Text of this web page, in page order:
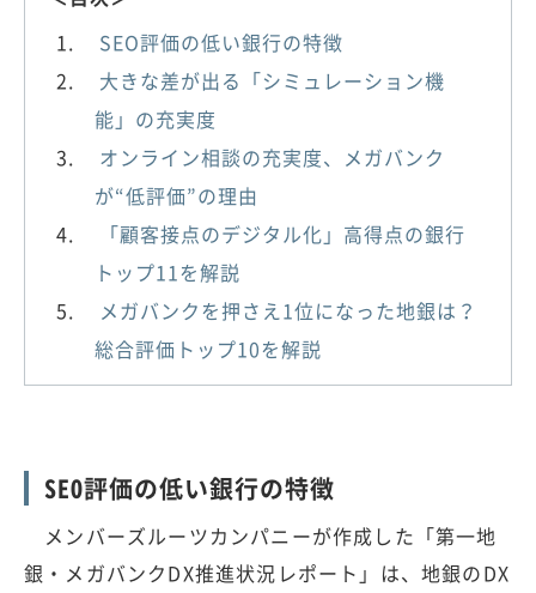
SEO評価の低い銀行の特徴
大きな差が出る「シミュレーション機
能」の充実度
オンライン相談の充実度、メガバンク
が“低評価”の理由
「顧客接点のデジタル化」高得点の銀行
トップ11を解説
メガバンクを押さえ1位になった地銀は？
総合評価トップ10を解説
SEO評価の低い銀行の特徴
メンバーズルーツカンパニーが作成した「第一地
銀・メガバンクDX推進状況レポート」は、地銀のDX